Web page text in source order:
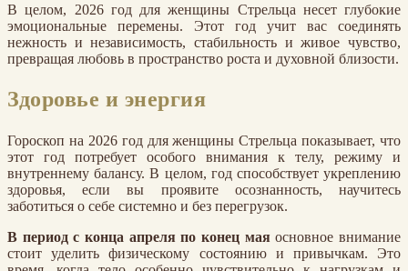
В целом, 2026 год для женщины Стрельца несет глубокие
эмоциональные перемены. Этот год учит вас соединять
нежность и независимость, стабильность и живое чувство,
превращая любовь в пространство роста и духовной близости.
Здоровье и энергия
Гороскоп на 2026 год для женщины Стрельца показывает, что
этот год потребует особого внимания к телу, режиму и
внутреннему балансу. В целом, год способствует укреплению
здоровья, если вы проявите осознанность, научитесь
заботиться о себе системно и без перегрузок.
В период с конца апреля по конец маяосновное внимание
стоит уделить физическому состоянию и привычкам. Это